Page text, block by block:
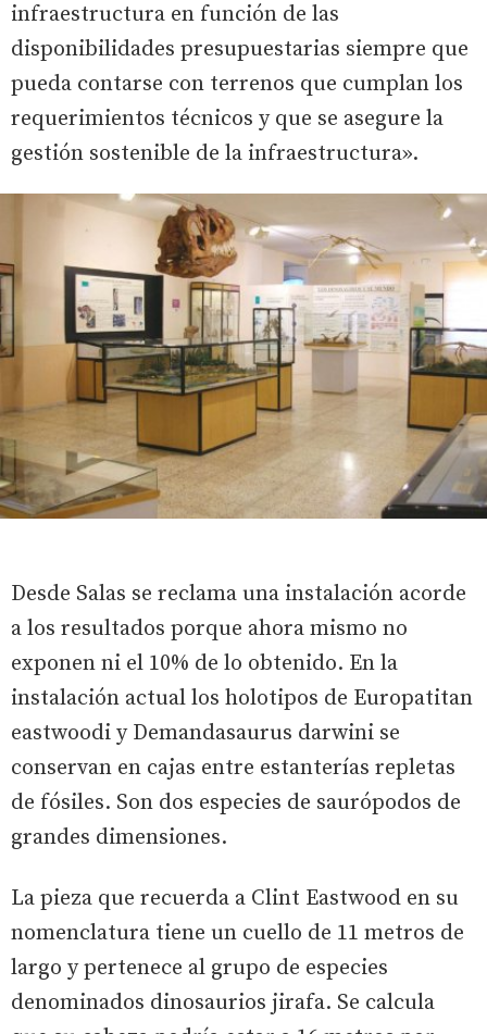
infraestructura en función de las
disponibilidades presupuestarias siempre que
pueda contarse con terrenos que cumplan los
requerimientos técnicos y que se asegure la
gestión sostenible de la infraestructura».
Desde Salas se reclama una instalación acorde
a los resultados porque ahora mismo no
exponen ni el 10% de lo obtenido. En la
instalación actual los holotipos de Europatitan
eastwoodi y Demandasaurus darwini se
conservan en cajas entre estanterías repletas
de fósiles. Son dos especies de saurópodos de
grandes dimensiones.
La pieza que recuerda a Clint Eastwood en su
nomenclatura tiene un cuello de 11 metros de
largo y pertenece al grupo de especies
denominados dinosaurios jirafa. Se calcula